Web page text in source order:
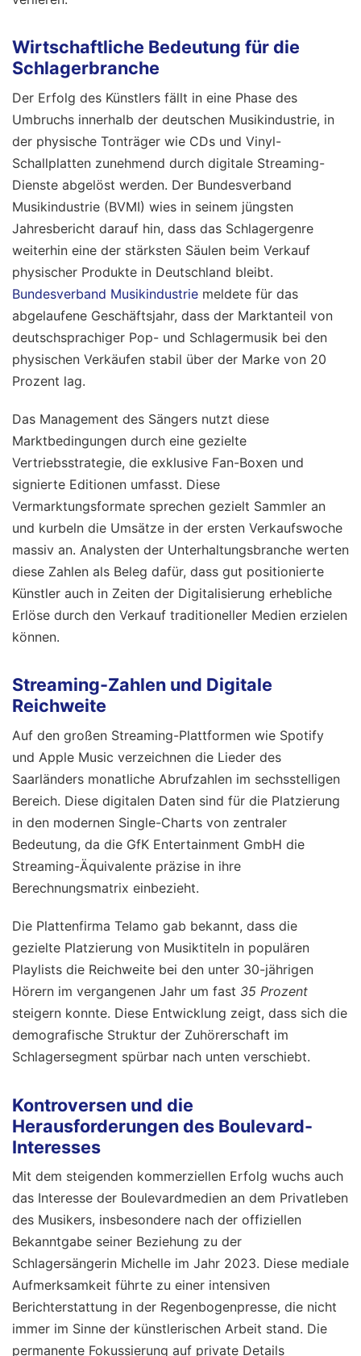
Wirtschaftliche Bedeutung für die
Schlagerbranche
Der Erfolg des Künstlers fällt in eine Phase des
Umbruchs innerhalb der deutschen Musikindustrie, in
der physische Tonträger wie CDs und Vinyl-
Schallplatten zunehmend durch digitale Streaming-
Dienste abgelöst werden. Der Bundesverband
Musikindustrie (BVMI) wies in seinem jüngsten
Jahresbericht darauf hin, dass das Schlagergenre
weiterhin eine der stärksten Säulen beim Verkauf
physischer Produkte in Deutschland bleibt.
Bundesverband Musikindustrie meldete für das
abgelaufene Geschäftsjahr, dass der Marktanteil von
deutschsprachiger Pop- und Schlagermusik bei den
physischen Verkäufen stabil über der Marke von 20
Prozent lag.
Das Management des Sängers nutzt diese
Marktbedingungen durch eine gezielte
Vertriebsstrategie, die exklusive Fan-Boxen und
signierte Editionen umfasst. Diese
Vermarktungsformate sprechen gezielt Sammler an
und kurbeln die Umsätze in der ersten Verkaufswoche
massiv an. Analysten der Unterhaltungsbranche werten
diese Zahlen als Beleg dafür, dass gut positionierte
Künstler auch in Zeiten der Digitalisierung erhebliche
Erlöse durch den Verkauf traditioneller Medien erzielen
können.
Streaming-Zahlen und Digitale
Reichweite
Auf den großen Streaming-Plattformen wie Spotify
und Apple Music verzeichnen die Lieder des
Saarländers monatliche Abrufzahlen im sechsstelligen
Bereich. Diese digitalen Daten sind für die Platzierung
in den modernen Single-Charts von zentraler
Bedeutung, da die GfK Entertainment GmbH die
Streaming-Äquivalente präzise in ihre
Berechnungsmatrix einbezieht.
Die Plattenfirma Telamo gab bekannt, dass die
gezielte Platzierung von Musiktiteln in populären
Playlists die Reichweite bei den unter 30-jährigen
Hörern im vergangenen Jahr um fast 35 Prozent
steigern konnte. Diese Entwicklung zeigt, dass sich die
demografische Struktur der Zuhörerschaft im
Schlagersegment spürbar nach unten verschiebt.
Kontroversen und die
Herausforderungen des Boulevard-
Interesses
Mit dem steigenden kommerziellen Erfolg wuchs auch
das Interesse der Boulevardmedien an dem Privatleben
des Musikers, insbesondere nach der offiziellen
Bekanntgabe seiner Beziehung zu der
Schlagersängerin Michelle im Jahr 2023. Diese mediale
Aufmerksamkeit führte zu einer intensiven
Berichterstattung in der Regenbogenpresse, die nicht
immer im Sinne der künstlerischen Arbeit stand. Die
permanente Fokussierung auf private Details